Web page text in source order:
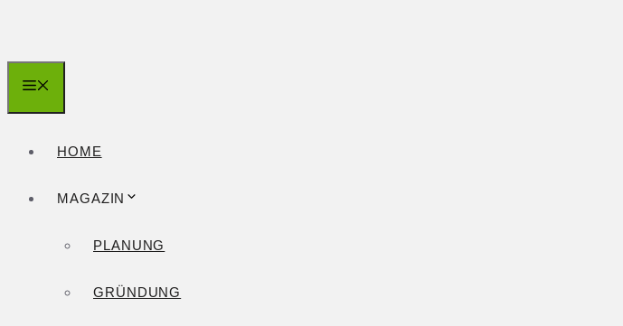
springen
HOME
MAGAZIN
PLANUNG
GRÜNDUNG